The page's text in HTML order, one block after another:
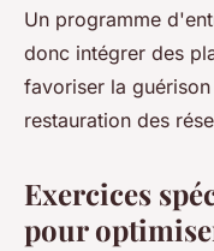
Un programme
donc intégrer des
favoriser la
restauration des
Exercices
pour